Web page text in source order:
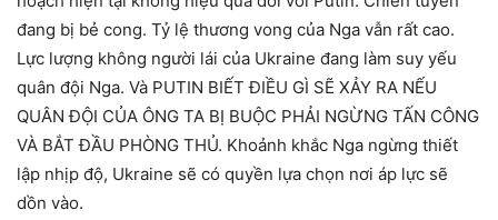
đang bị bẻ cong. Tỷ lệ thương vong của Nga vẫn rất cao.
Lực lượng không người lái của Ukraine đang làm suy yếu
quân đội Nga. Và PUTIN BIẾT ĐIỀU GÌ SẼ XẢY RA NẾU
QUÂN ĐỘI CỦA ÔNG TA BỊ BUỘC PHẢI NGỪNG TẤN CÔNG
VÀ BẮT ĐẦU PHÒNG THỦ. Khoảnh khắc Nga ngừng thiết
lập nhịp độ, Ukraine sẽ có quyền lựa chọn nơi áp lực sẽ
dồn vào.